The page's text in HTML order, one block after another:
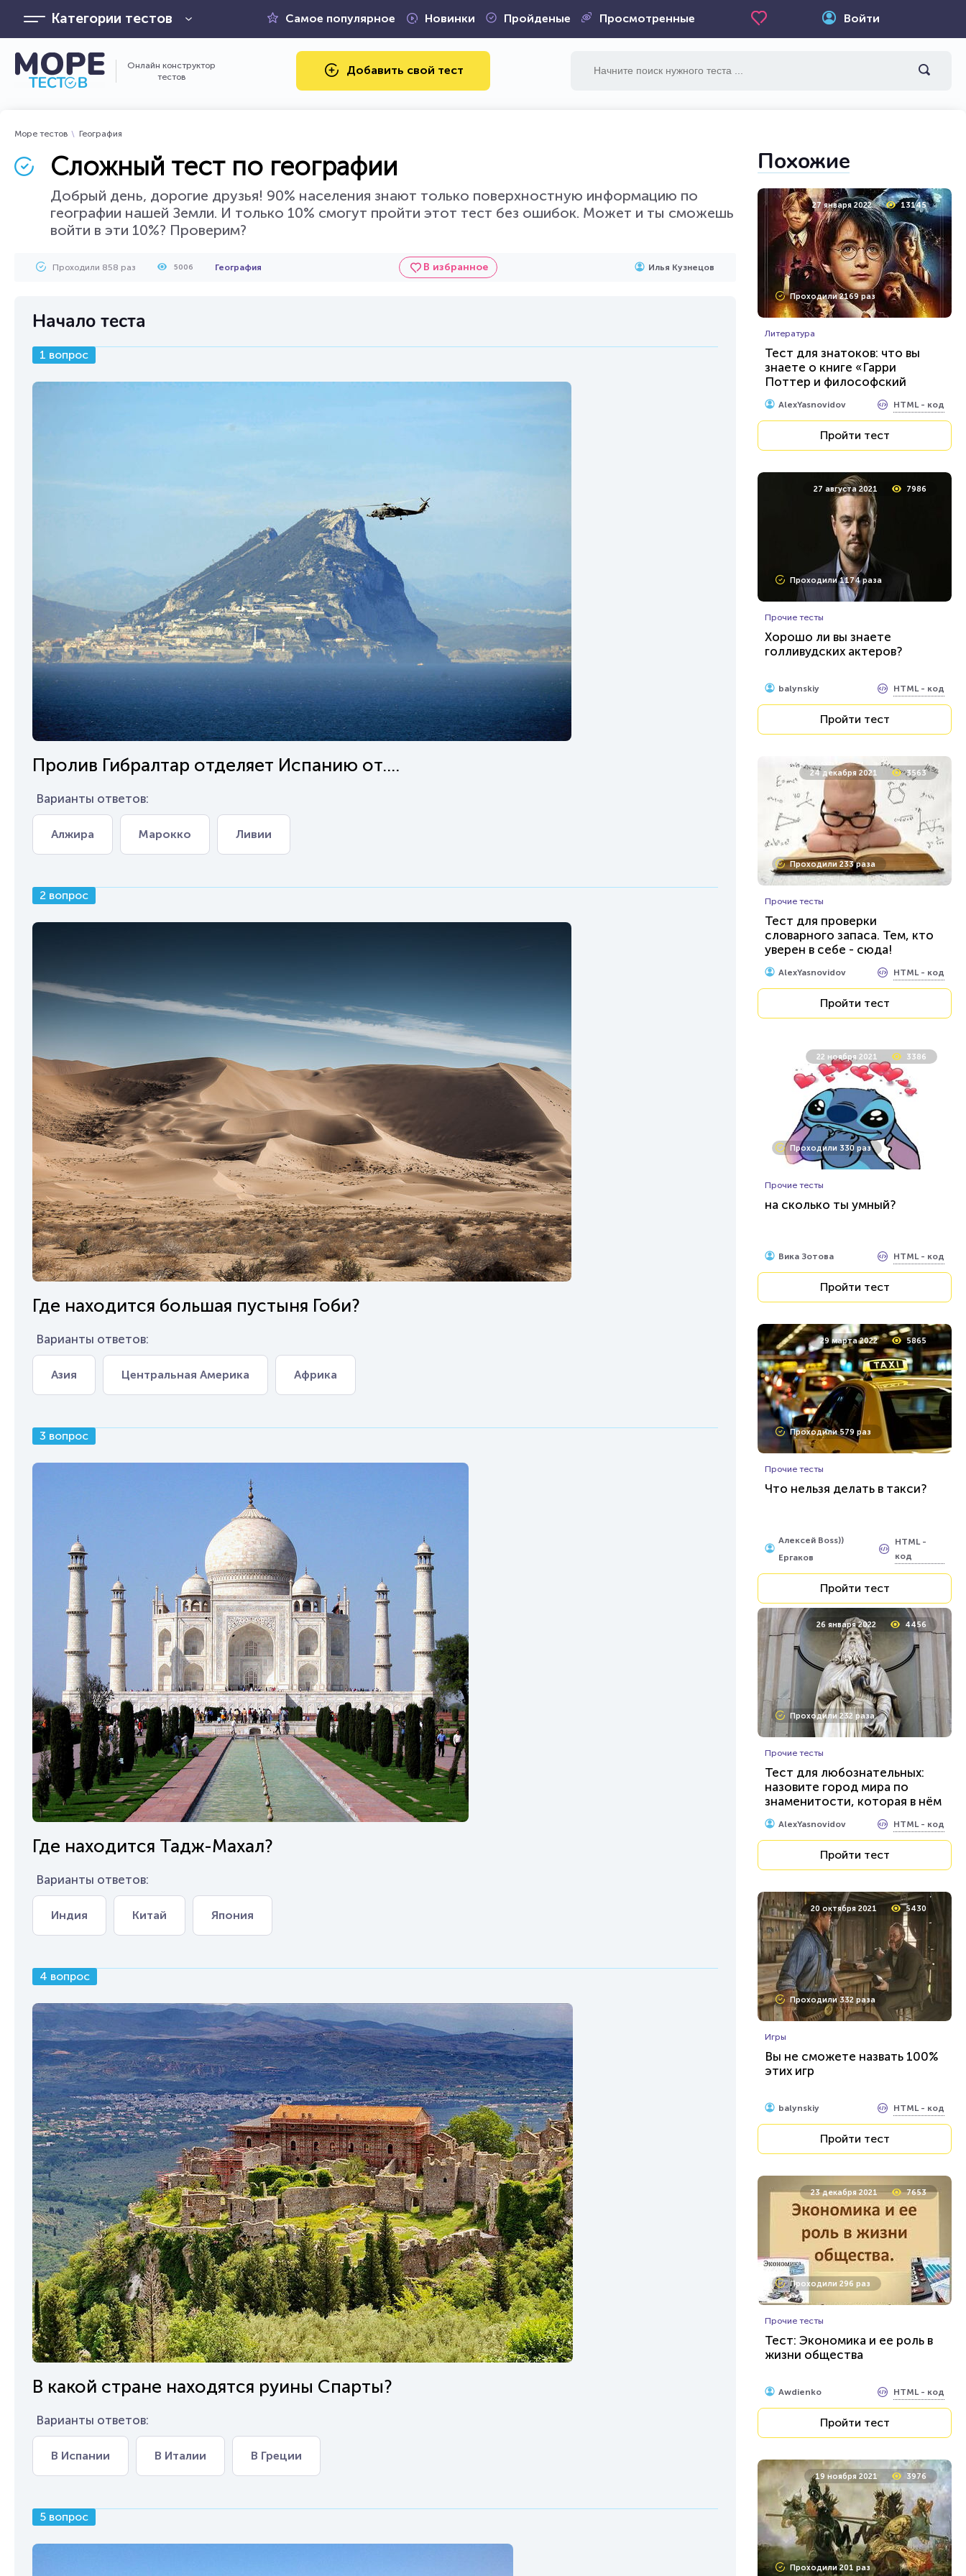
Категории тестов Самое популярное Новинки Пройденые Просмотренные Войти
Онлайн конструктор
тестов
Добавить свой тест
Море тестов География
Сложный тест по географии
Добрый день, дорогие друзья! 90% населения знают только поверхностную информацию по
географии нашей Земли. И только 10% смогут пройти этот тест без ошибок. Может и ты сможешь
войти в эти 10%? Проверим?
Проходили 858 раз 5006 География В избранное Илья Кузнецов
Начало теста
1 вопрос
Пролив Гибралтар отделяет Испанию от....
Варианты ответов:
Алжира Марокко Ливии
2 вопрос
Где находится большая пустыня Гоби?
Варианты ответов:
Азия Центральная Америка Африка
3 вопрос
Где находится Тадж-Махал?
Варианты ответов:
Индия Китай Япония
4 вопрос
В какой стране находятся руины Спарты?
Варианты ответов:
В Испании В Италии В Греции
5 вопрос
Похожие
27 января 2022 13145
Проходили 2169 раз
Литература
Тест для знатоков: что вы
знаете о книге «Гарри
Поттер и философский
камень»
AlexYasnovidov HTML - код
Пройти тест
27 августа 2021 7986
Проходили 1174 раза
Прочие тесты
Хорошо ли вы знаете
голливудских актеров?
balynskiy HTML - код
Пройти тест
24 декабря 2021 3563
Проходили 233 раза
Прочие тесты
Тест для проверки
словарного запаса. Тем, кто
уверен в себе - сюда!
AlexYasnovidov HTML - код
Пройти тест
22 ноября 2021 3386
Проходили 330 раз
Прочие тесты
на сколько ты умный?
Вика Зотова HTML - код
Пройти тест
29 марта 2022 5865
Проходили 579 раз
Прочие тесты
Что нельзя делать в такси?
Алексей Boss))
Ергаков
HTML -
код
Пройти тест
26 января 2022 4456
Проходили 232 раза
Прочие тесты
Тест для любознательных:
назовите город мира по
знаменитости, которая в нём
родилась
AlexYasnovidov HTML - код
Пройти тест
20 октября 2021 5430
Проходили 332 раза
Игры
Вы не сможете назвать 100%
этих игр
balynskiy HTML - код
Пройти тест
23 декабря 2021 7653
Проходили 296 раз
Прочие тесты
Тест: Экономика и ее роль в
жизни общества
Awdienko HTML - код
Пройти тест
19 ноября 2021 3976
Проходили 201 раз